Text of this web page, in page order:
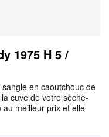
1975 H 5 /
en caoutchouc de
cuve de votre sèche-
au meilleur prix et elle